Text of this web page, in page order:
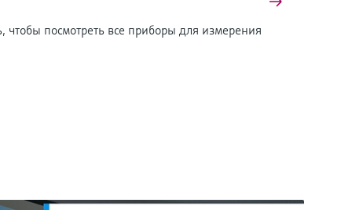
посмотреть все приборы для измерения